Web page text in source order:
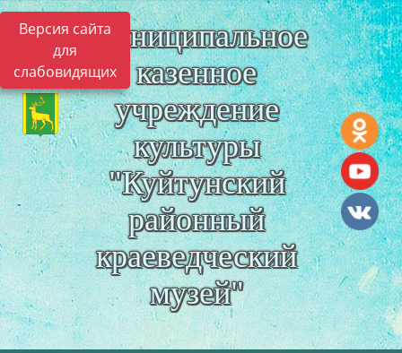
Версия сайта
для
слабовидящих
Муниципальное
казенное
учреждение
культуры
"Куйтунский
районный
краеведческий
музей"